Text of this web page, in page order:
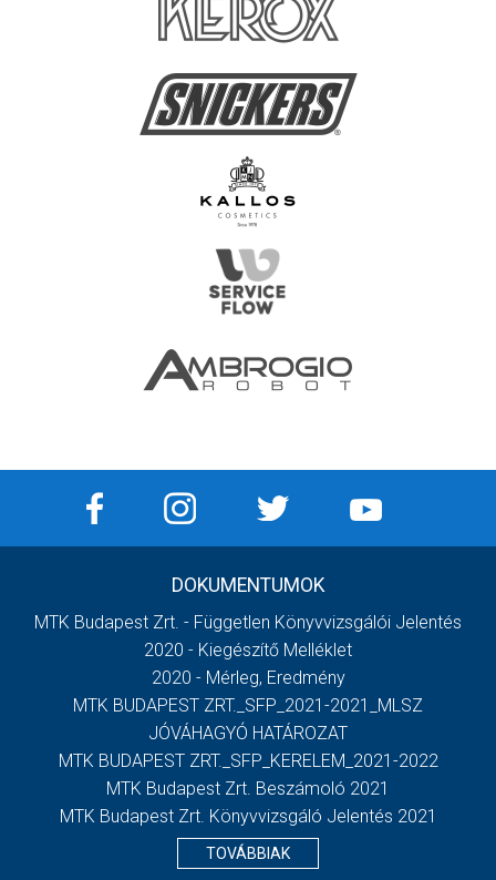
DOKUMENTUMOK
MTK Budapest Zrt. - Független Könyvvizsgálói Jelentés
2020 - Kiegészítő Melléklet
2020 - Mérleg, Eredmény
MTK BUDAPEST ZRT._SFP_2021-2021_MLSZ
JÓVÁHAGYÓ HATÁROZAT
MTK BUDAPEST ZRT._SFP_KERELEM_2021-2022
MTK Budapest Zrt. Beszámoló 2021
MTK Budapest Zrt. Könyvvizsgáló Jelentés 2021
TOVÁBBIAK